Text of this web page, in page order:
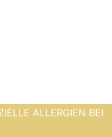
ALLERGIEN BEI